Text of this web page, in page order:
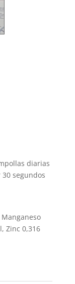
diarias
segundos
Zinc 0,316